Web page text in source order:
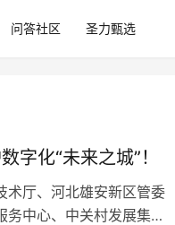
问答社区 圣力甄选
字化“未来之城”！
术厅、河北雄安新区管委
务中心、中关村发展集